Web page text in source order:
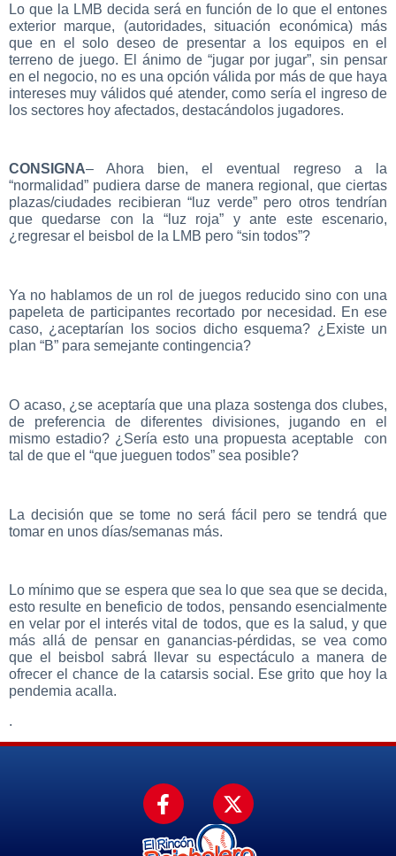
Lo que la LMB decida será en función de lo que el entones
exterior marque, (autoridades, situación económica) más
que en el solo deseo de presentar a los equipos en el
terreno de juego. El ánimo de “jugar por jugar”, sin pensar
en el negocio, no es una opción válida por más de que haya
intereses muy válidos qué atender, como sería el ingreso de
los sectores hoy afectados, destacándolos jugadores.
CONSIGNA– Ahora bien, el eventual regreso a la
“normalidad” pudiera darse de manera regional, que ciertas
plazas/ciudades recibieran “luz verde” pero otros tendrían
que quedarse con la “luz roja” y ante este escenario,
¿regresar el beisbol de la LMB pero “sin todos”?
Ya no hablamos de un rol de juegos reducido sino con una
papeleta de participantes recortado por necesidad. En ese
caso, ¿aceptarían los socios dicho esquema? ¿Existe un
plan “B” para semejante contingencia?
O acaso, ¿se aceptaría que una plaza sostenga dos clubes,
de preferencia de diferentes divisiones, jugando en el
mismo estadio? ¿Sería esto una propuesta aceptable con
tal de que el “que jueguen todos” sea posible?
La decisión que se tome no será fácil pero se tendrá que
tomar en unos días/semanas más.
Lo mínimo que se espera que sea lo que sea que se decida,
esto resulte en beneficio de todos, pensando esencialmente
en velar por el interés vital de todos, que es la salud, y que
más allá de pensar en ganancias-pérdidas, se vea como
que el beisbol sabrá llevar su espectáculo a manera de
ofrecer el chance de la catarsis social. Ese grito que hoy la
pendemia acalla.
.